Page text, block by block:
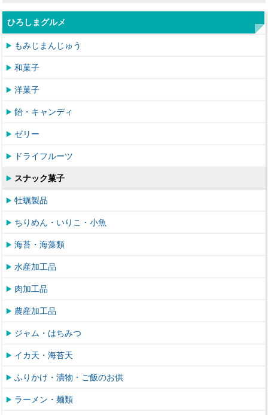
ひろしまグルメ
もみじまんじゅう
和菓子
洋菓子
飴・キャンディ
ゼリー
ドライフルーツ
スナック菓子
牡蠣製品
ちりめん・いりこ・小魚
海苔・海藻類
水産加工品
肉加工品
農産加工品
ジャム・はちみつ
イカ天・海苔天
ふりかけ・漬物・ご飯のお供
ラーメン・麺類